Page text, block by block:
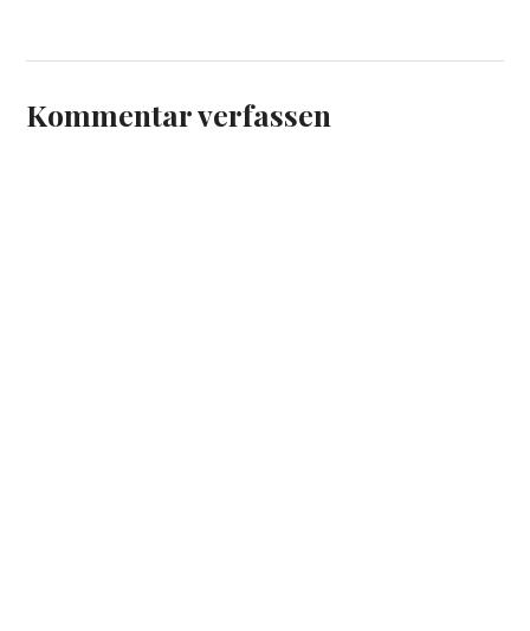
Kommentar verfassen